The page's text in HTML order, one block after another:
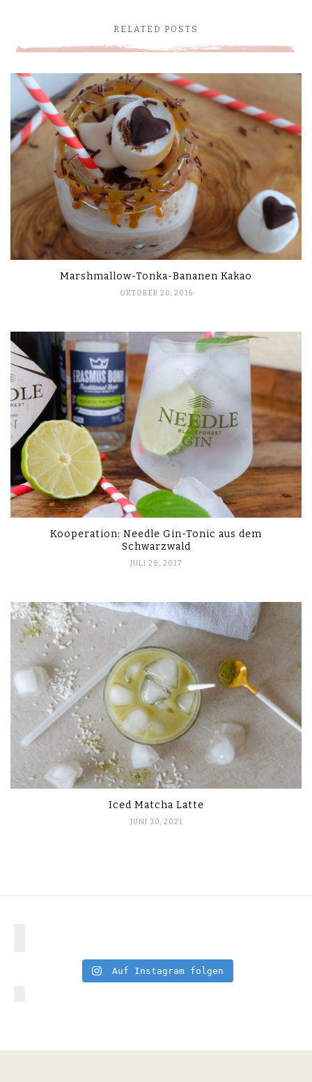
RELATED POSTS
Marshmallow-Tonka-Bananen Kakao
OKTOBER 20, 2016
Kooperation: Needle Gin-Tonic aus dem
Schwarzwald
JULI 28, 2017
Iced Matcha Latte
JUNI 30, 2021
Auf Instagram folgen